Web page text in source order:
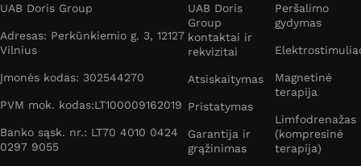
UAB Doris Group
Adresas: Perkūnkiemio g. 3, 12127
Vilnius
Įmonės kodas: 302544270
PVM mok. kodas:LT100009162019
Banko sąsk. nr.: LT70 4010 0424
0297 9055
UAB Doris
Group
kontaktai ir
rekvizitai
Atsiskaitymas
Pristatymas
Garantija ir
grąžinimas
Peršalimo
gydymas
Magnetinė
terapija
Limfodrenažas
(kompresinė
terapija)